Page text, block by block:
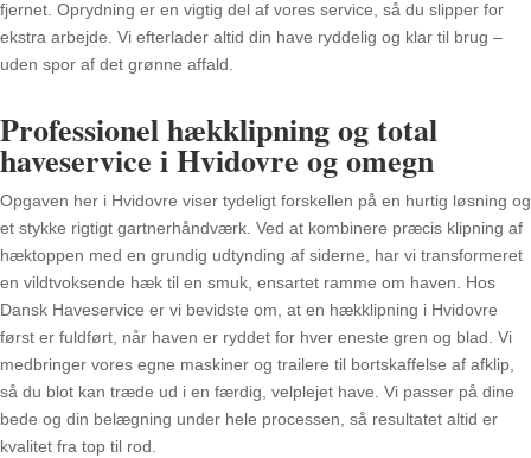
fjernet. Oprydning er en vigtig del af vores service, så du slipper for
ekstra arbejde. Vi efterlader altid din have ryddelig og klar til brug –
uden spor af det grønne affald.
Professionel hækklipning og total
haveservice i Hvidovre og omegn
Opgaven her i Hvidovre viser tydeligt forskellen på en hurtig løsning og
et stykke rigtigt gartnerhåndværk. Ved at kombinere præcis klipning af
hæktoppen med en grundig udtynding af siderne, har vi transformeret
en vildtvoksende hæk til en smuk, ensartet ramme om haven. Hos
Dansk Haveservice er vi bevidste om, at en hækklipning i Hvidovre
først er fuldført, når haven er ryddet for hver eneste gren og blad. Vi
medbringer vores egne maskiner og trailere til bortskaffelse af afklip,
så du blot kan træde ud i en færdig, velplejet have. Vi passer på dine
bede og din belægning under hele processen, så resultatet altid er
kvalitet fra top til rod.